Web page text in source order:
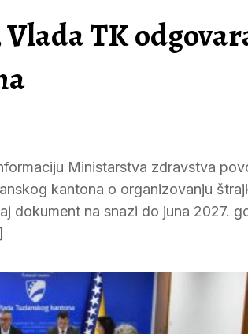
TK
Ministarstva zdravstva
kantona o organizovanju
dokument na snazi do juna 2027.